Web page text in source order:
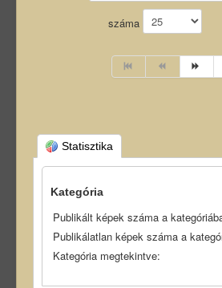
száma
Statisztika
Kategória
Publikált képek száma a
Publikálatlan képek száma a
Kategória megtekintve: